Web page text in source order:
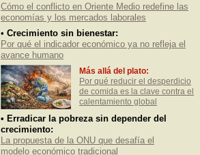
• Erradicar la pobreza sin depender del
crecimiento:
La propuesta de la ONU que desafía el
modelo económico tradicional
• Crecimiento sin bienestar:
Por qué el indicador económico ya no refleja el
avance humano
Más allá del plato:
Por qué reducir el desperdicio
de comida es la clave contra el
calentamiento global
Cómo el conflicto en Oriente Medio redefine las
economías y los mercados laborales